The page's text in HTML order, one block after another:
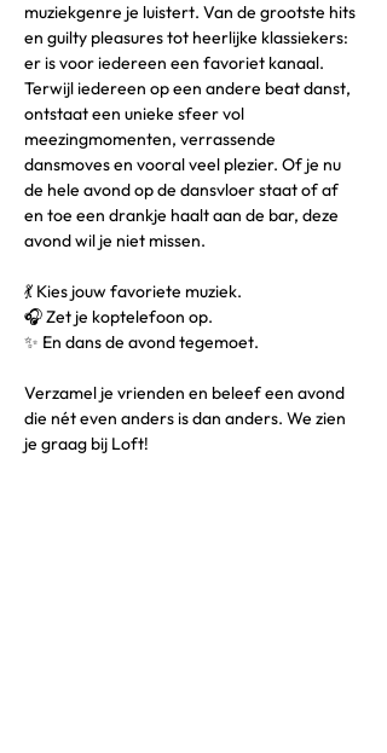
muziekgenre je luistert. Van de grootste hits
en guilty pleasures tot heerlijke klassiekers:
er is voor iedereen een favoriet kanaal.
Terwijl iedereen op een andere beat danst,
ontstaat een unieke sfeer vol
meezingmomenten, verrassende
dansmoves en vooral veel plezier. Of je nu
de hele avond op de dansvloer staat of af
en toe een drankje haalt aan de bar, deze
avond wil je niet missen.
💃 Kies jouw favoriete muziek.
🎧 Zet je koptelefoon op.
✨ En dans de avond tegemoet.
Verzamel je vrienden en beleef een avond
die nét even anders is dan anders. We zien
je graag bij Loft!